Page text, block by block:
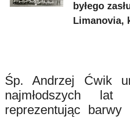
byłego
Limanovia,
Śp. Andrzej Ćwik
najmłodszych lat
reprezentując